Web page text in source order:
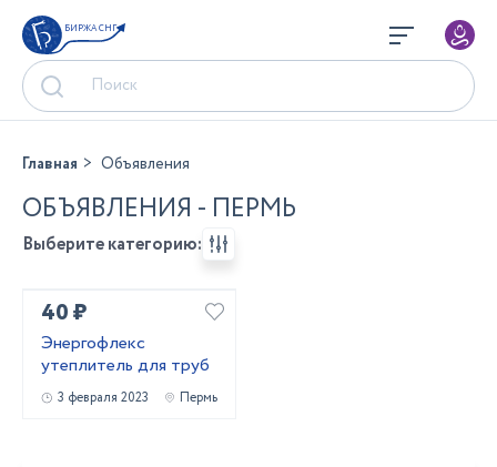
БИРЖА СНГ
Главная Объявления
ОБЪЯВЛЕНИЯ - ПЕРМЬ
Выберите категорию:
40 ₽
Энергофлекс
утеплитель для труб
3 февраля 2023 Пермь